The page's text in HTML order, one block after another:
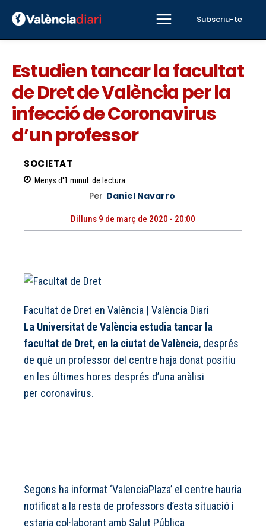
Subscriu-te
Estudien tancar la facultat
de Dret de València per la
infecció de Coronavirus
d’un professor
SOCIETAT
Menys d'1 minut de lectura
Per Daniel Navarro
Dilluns 9 de març de 2020 - 20:00
Facultat de Dret en València | València Diari
La Universitat de València estudia tancar la
facultat de Dret, en la ciutat de València, després
de què un professor del centre haja donat positiu
en les últimes hores després d’una anàlisi
per coronavirus.
Segons ha informat ‘ValenciaPlaza’ el centre hauria
notificat a la resta de professors d’esta situació i
estaria col·laborant amb Salut Pública